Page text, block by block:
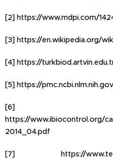
[2] https://www.mdpi.com/
[3] https://en.wikipedia.org/
[4] https://
[5] https://
[6]
https://www.ibiocontrol.org/
2014_04.pdf
[7] https://